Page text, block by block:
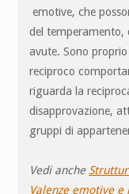
emotive, che
del temperamento,
avute. Sono
reciproco
riguarda la
disapprovazione,
gruppi di
Vedi anche
Valenze emotive